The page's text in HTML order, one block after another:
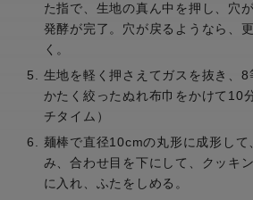
た指で、生地の真ん中を押し、穴
発酵が完了。穴が戻るようなら、
く。
生地を軽く押さえてガスを抜き、8
かたく絞ったぬれ布巾をかけて10
チタイム）
麺棒で直径10cmの丸形に成形して
み、合わせ目を下にして、クッキ
に入れ、ふたをしめる。